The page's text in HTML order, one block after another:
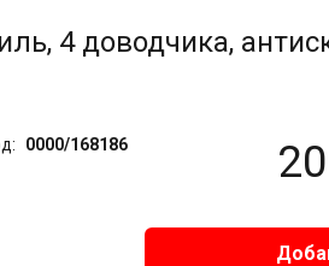
4 доводчика,
0000/168186